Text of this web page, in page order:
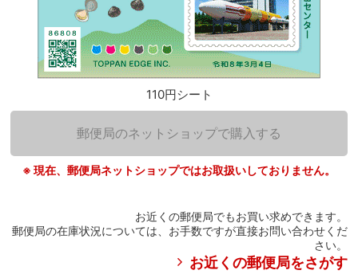
110円シート
郵便局のネットショップで購入する
※ 現在、郵便局ネットショップではお取扱いしておりません。
お近くの郵便局でもお買い求めできます。
郵便局の在庫状況については、お手数ですが直接お問い合わせくだ
さい。
お近くの郵便局をさがす